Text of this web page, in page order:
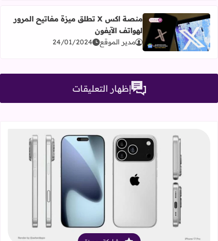
اقرأ المزيد عن منصة اكس X تطلق ميزة مفاتيح المرور لهواتف الآيفون
منصة اكس X تطلق ميزة مفاتيح المرور
لهواتف الآيفون
مدير الموقع 24/01/2024
إظهار التعليقات
قراءة المزيد عن سلسلة iPhone 17، كل ما تحتاج معرفته عن التصميمات والمواصفات المنتظرة